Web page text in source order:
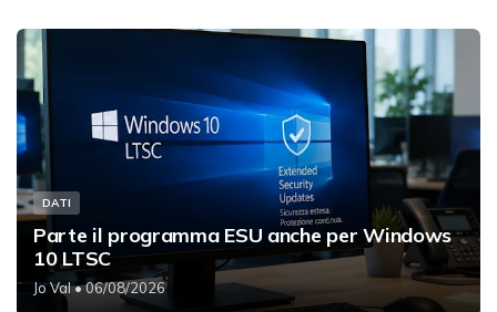
DATI
Parte il programma ESU anche per Windows
10 LTSC
Jo Val• 06/08/2026